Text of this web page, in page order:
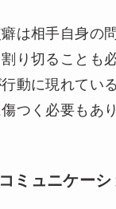
は相手自身の
り切ることも
動に現れてい
つく必要もあ
ミュニケーシ